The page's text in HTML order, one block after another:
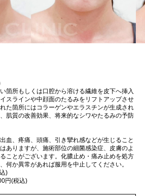
箇所もしくは口腔から溶ける繊維を皮下へ挿入
スラインや中顔面のたるみをリフトアップさせ
た箇所にはコラーゲンやエラスチンが生成され
肌質の改善効果、将来的なシワやたるみの予防
血、疼痛、頭痛、引き攣れ感などが生じること
ありますが、施術部位の細菌感染症、皮膚のよ
ことがございます。化膿止め・痛み止めを処方
何か異常があれば服用を中止してください。
)
円(税込)